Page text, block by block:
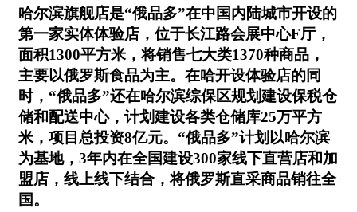
哈尔滨旗舰店是“俄品多”在中国内陆城市开设的
第一家实体体验店，位于长江路会展中心F厅，
面积1300平方米，将销售七大类1370种商品，
主要以俄罗斯食品为主。在哈开设体验店的同
时，“俄品多”还在哈尔滨综保区规划建设保税仓
储和配送中心，计划建设各类仓储库25万平方
米，项目总投资8亿元。“俄品多”计划以哈尔滨
为基地，3年内在全国建设300家线下直营店和加
盟店，线上线下结合，将俄罗斯直采商品销往全
国。